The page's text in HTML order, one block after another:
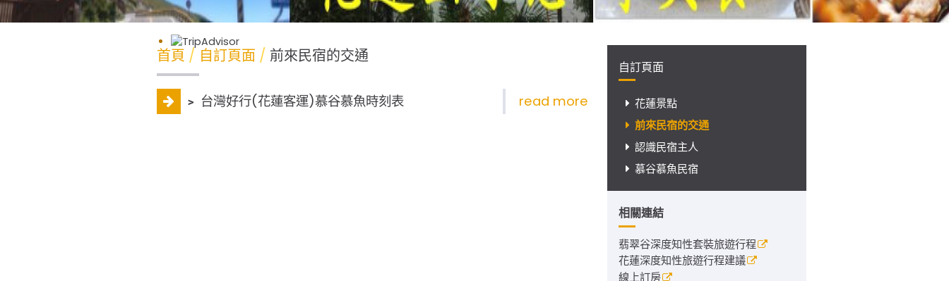
自訂頁面
花蓮景點
前來民宿的交通
認識民宿主人
慕谷慕魚民宿
相關連結
翡翠谷深度知性套裝旅遊行程
花蓮深度知性旅遊行程建議
線上訂房
首頁 自訂頁面 前來民宿的交通
﹥ 台灣好行(花蓮客運)慕谷慕魚時刻表